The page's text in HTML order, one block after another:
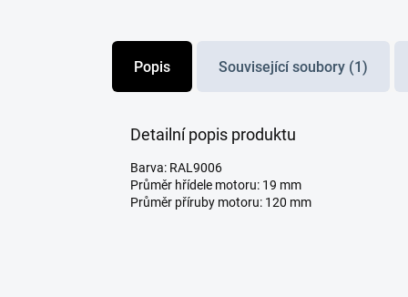
Popis Související soubory (1)
Detailní popis produktu
Barva: RAL9006
Průměr hřídele motoru: 19 mm
Průměr příruby motoru: 120 mm